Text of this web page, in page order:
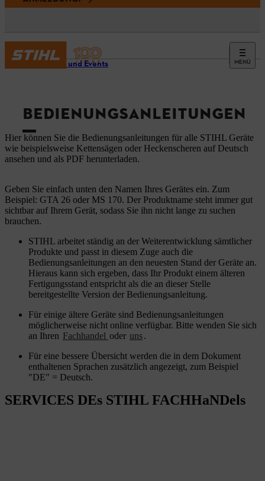
MENÜ
Service und Events
BEDIENUNGSANLEITUNGEN
Hier können Sie die Bedienungsanleitungen für alle STIHL Geräte
wie beispielsweise Kettensägen oder Heckenscheren auf Deutsch
ansehen und als PDF herunterladen.
Geben Sie einfach unten den Namen Ihres Gerätes ein. Zum
Beispiel: GTA 26 oder MS 170. Der Produktname steht immer gut
sichtbar auf Ihrem Gerät, sodass Sie ihn nicht lange zu suchen
brauchen.
STIHL arbeitet ständig an der Weiterentwicklung sämtlicher
Produkte und passt in diesem Zuge auch die
Bedienungsanleitungen an den neuesten Stand der Geräte an.
Hieraus kann sich ergeben, dass Ihr Produkt einem älteren
Fertigungsstand entspricht als die an dieser Stelle
bereitgestellte Version der Bedienungsanleitung.
Für einige ältere Geräte sind Bedienungsanleitungen
möglicherweise nicht online verfügbar. Bitte wenden Sie sich
an Ihren Fachhandel oder uns.
Für eine bessere Übersicht werden die in dem Dokument
enthaltenen Sprachen zusätzlich angezeigt, zum Beispiel
"DE" = Deutsch.
SERVICES DEs STIHL FACHHaNDels